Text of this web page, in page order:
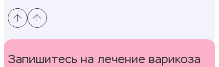
Запишитесь на лечение варикоза